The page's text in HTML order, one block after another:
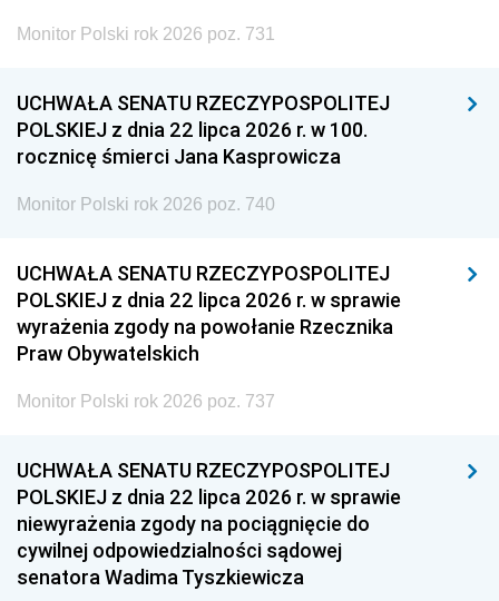
Monitor Polski rok 2026 poz. 731
UCHWAŁA SENATU RZECZYPOSPOLITEJ
POLSKIEJ z dnia 22 lipca 2026 r. w 100.
rocznicę śmierci Jana Kasprowicza
Monitor Polski rok 2026 poz. 740
UCHWAŁA SENATU RZECZYPOSPOLITEJ
POLSKIEJ z dnia 22 lipca 2026 r. w sprawie
wyrażenia zgody na powołanie Rzecznika
Praw Obywatelskich
Monitor Polski rok 2026 poz. 737
UCHWAŁA SENATU RZECZYPOSPOLITEJ
POLSKIEJ z dnia 22 lipca 2026 r. w sprawie
niewyrażenia zgody na pociągnięcie do
cywilnej odpowiedzialności sądowej
senatora Wadima Tyszkiewicza